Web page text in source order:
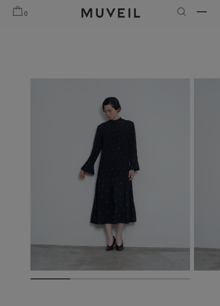
らせ 2026 AUTUMN WINTER COLLECTION 2026
0